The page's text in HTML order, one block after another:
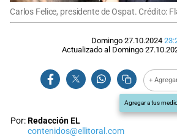
Carlos Felice, presidente de Ospat. Crédito:
Domingo 27.10.2024
Actualizado al Domingo
+
Agregar a tus
Por:Redacción EL
contenidos@ellitoral.com